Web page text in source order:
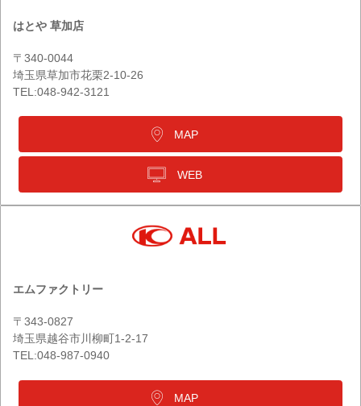
はとや 草加店
〒340-0044
埼玉県草加市花栗2-10-26
TEL:048-942-3121
MAP
WEB
エムファクトリー
〒343-0827
埼玉県越谷市川柳町1-2-17
TEL:048-987-0940
MAP